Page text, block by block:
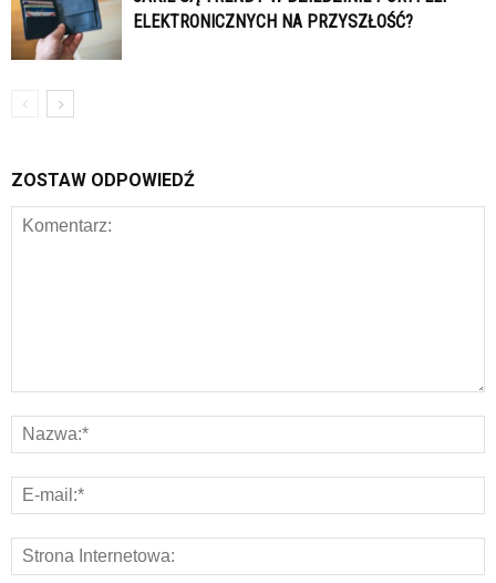
ELEKTRONICZNYCH NA PRZYSZŁOŚĆ?
ZOSTAW ODPOWIEDŹ